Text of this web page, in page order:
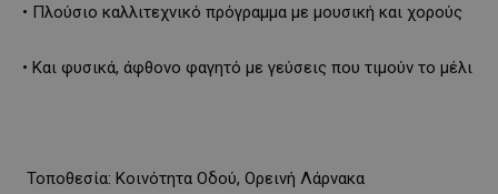
• Πλούσιο καλλιτεχνικό πρόγραμμα με μουσική και χορούς
• Και φυσικά, άφθονο φαγητό με γεύσεις που τιμούν το μέλι
Τοποθεσία: Κοινότητα Οδού, Ορεινή Λάρνακα